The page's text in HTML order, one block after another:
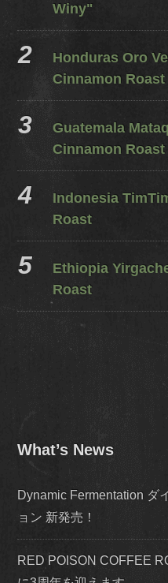
Winy"
Honduras Oro
Cinnamon Roast
Guatemala
Cinnamon Roast
Indonesia
Roast
Ethiopia
Roast
What’s News
Dynamic Fermentation ダ
ョン 新発売！
RED POISON COFFEE